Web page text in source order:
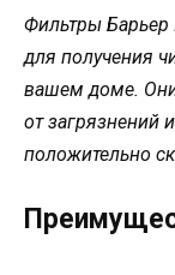
Фильтры
для получения
вашем доме.
от загрязнений
положительно